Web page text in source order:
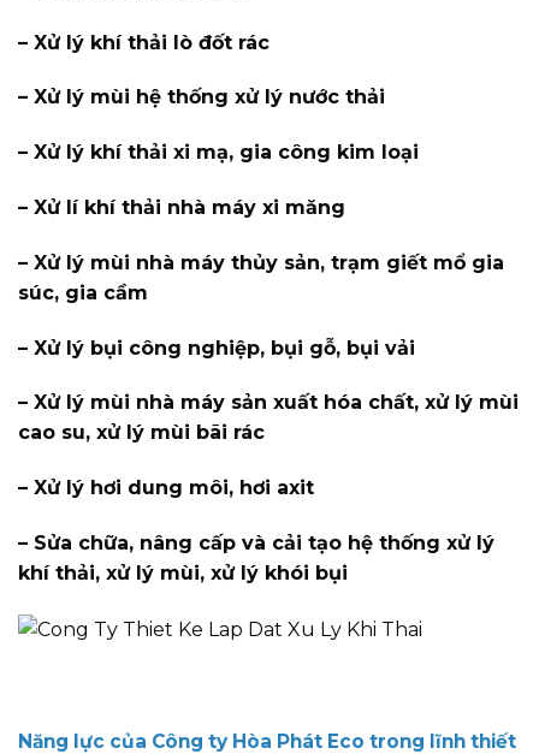
– Xử lý khí thải lò đốt rác
– Xử lý mùi hệ thống xử lý nước thải
– Xử lý khí thải xi mạ, gia công kim loại
– Xử lí khí thải nhà máy xi măng
– Xử lý mùi nhà máy thủy sản, trạm giết mổ gia
súc, gia cầm
– Xử lý bụi công nghiệp, bụi gỗ, bụi vải
– Xử lý mùi nhà máy sản xuất hóa chất, xử lý mùi
cao su, xử lý mùi bãi rác
– Xử lý hơi dung môi, hơi axit
– Sửa chữa, nâng cấp và cải tạo hệ thống xử lý
khí thải, xử lý mùi, xử lý khói bụi
Năng lực của Công ty Hòa Phát Eco trong lĩnh thiết